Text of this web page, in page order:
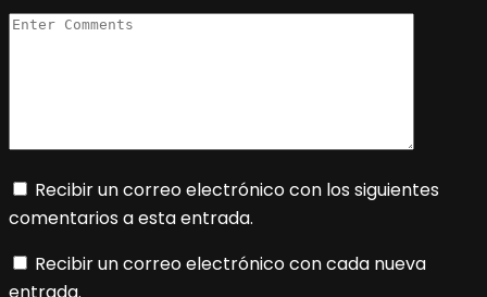
Recibir un correo electrónico con los siguientes
comentarios a esta entrada.
Recibir un correo electrónico con cada nueva
entrada.